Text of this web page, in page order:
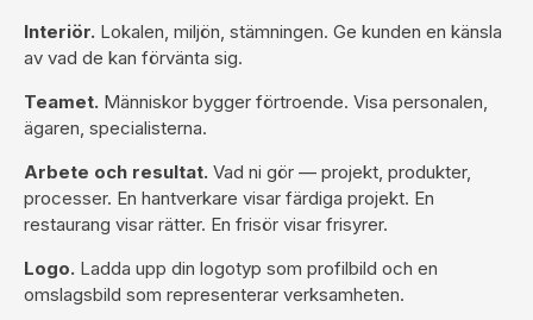
Interiör. Lokalen, miljön, stämningen. Ge kunden en känsla
av vad de kan förvänta sig.
Teamet. Människor bygger förtroende. Visa personalen,
ägaren, specialisterna.
Arbete och resultat. Vad ni gör — projekt, produkter,
processer. En hantverkare visar färdiga projekt. En
restaurang visar rätter. En frisör visar frisyrer.
Logo. Ladda upp din logotyp som profilbild och en
omslagsbild som representerar verksamheten.